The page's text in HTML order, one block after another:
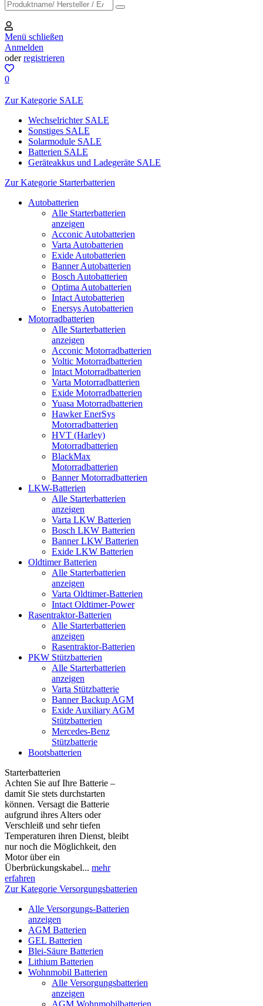
Menü schließen
Anmelden
oderregistrieren
0
Zur Kategorie SALE
Wechselrichter SALE
Sonstiges SALE
Solarmodule SALE
Batterien SALE
Geräteakkus und Ladegeräte SALE
Zur Kategorie Starterbatterien
Autobatterien
Alle Starterbatterien
anzeigen
Acconic Autobatterien
Varta Autobatterien
Exide Autobatterien
Banner Autobatterien
Bosch Autobatterien
Optima Autobatterien
Intact Autobatterien
Enersys Autobatterien
Motorradbatterien
Alle Starterbatterien
anzeigen
Acconic Motorradbatterien
Voltic Motorradbatterien
Intact Motorradbatterien
Varta Motorradbatterien
Exide Motorradbatterien
Yuasa Motorradbatterien
Hawker EnerSys
Motorradbatterien
HVT (Harley)
Motorradbatterien
BlackMax
Motorradbatterien
Banner Motorradbatterien
LKW-Batterien
Alle Starterbatterien
anzeigen
Varta LKW Batterien
Bosch LKW Batterien
Banner LKW Batterien
Exide LKW Batterien
Oldtimer Batterien
Alle Starterbatterien
anzeigen
Varta Oldtimer-Batterien
Intact Oldtimer-Power
Rasentraktor-Batterien
Alle Starterbatterien
anzeigen
Rasentraktor-Batterien
PKW Stützbatterien
Alle Starterbatterien
anzeigen
Varta Stützbatterie
Banner Backup AGM
Exide Auxiliary AGM
Stützbatterien
Mercedes-Benz
Stützbatterie
Bootsbatterien
Starterbatterien
Achten Sie auf Ihre Batterie –
damit Sie stets durchstarten
können. Versagt die Batterie
aufgrund ihres Alters oder
Verschleiß und sehr tiefen
Temperaturen ihren Dienst, bleibt
nur noch die Möglichkeit, den
Motor über ein
Überbrückungskabel... mehr
erfahren
Zur Kategorie Versorgungsbatterien
Alle Versorgungs-Batterien
anzeigen
AGM Batterien
GEL Batterien
Blei-Säure Batterien
Lithium Batterien
Wohnmobil Batterien
Alle Versorgungsbatterien
anzeigen